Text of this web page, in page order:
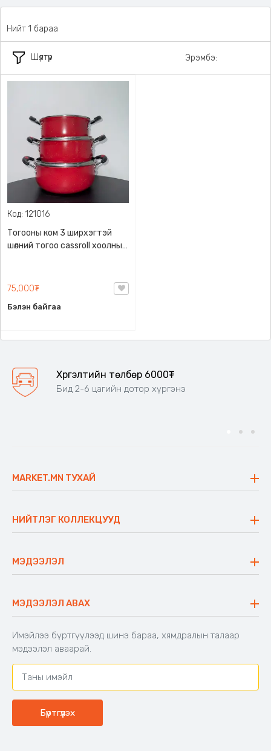
Шүүлтүүр
Нийт 1 бараа
Эрэмбэ:
Код: 121016
Тогооны ком 3 ширхэгтэй
шөлний тогоо cassroll хоолны
75,000₮
Бэлэн байгаа
Хүргэлтийн төлбөр 6000₮
Бид 2-6 цагийн дотор хүргэнэ
MARKET.MN ТУХАЙ
Үнэт зүйлс
Ажлын байр
Блог
НИЙТЛЭГ КОЛЛЕКЦУУД
Сүүдрэвч
Аяны ширээ
Аяны түшлэгтэй сандал
МЭДЭЭЛЭЛ
Буцаалтын журам
Захиалга шалгах
Хамтран ажиллах
Холбоо барих
МЭДЭЭЛЭЛ АВАХ
Имэйлээ бүртгүүлээд шинэ бараа, хямдралын талаар
мэдээлэл аваарай.
Бүртгүүлэх